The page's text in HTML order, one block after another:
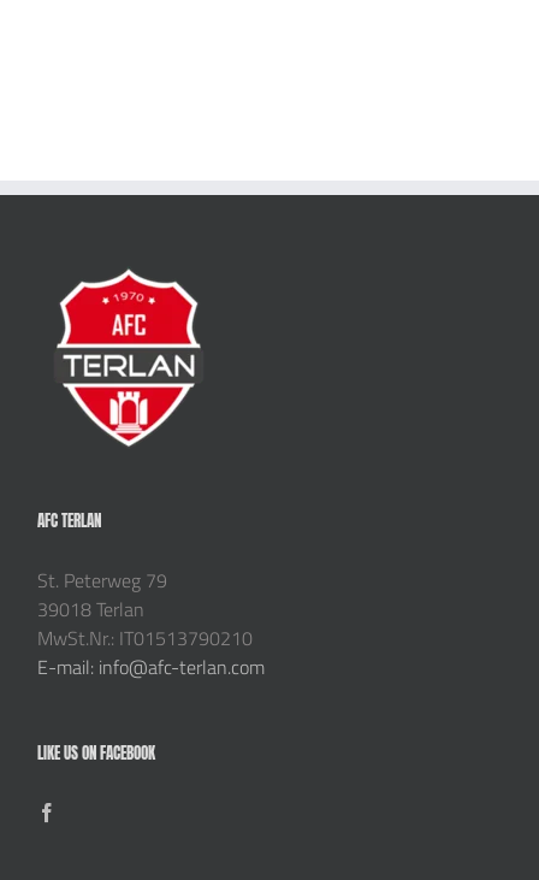
AFC TERLAN
St. Peterweg 79
39018 Terlan
MwSt.Nr.: IT01513790210
E-mail: info@afc-terlan.com
LIKE US ON FACEBOOK